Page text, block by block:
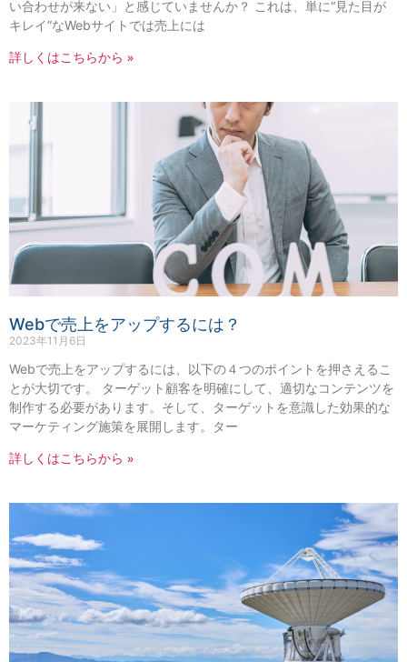
い合わせが来ない」と感じていませんか？ これは、単に“見た目が
キレイ”なWebサイトでは売上には
詳しくはこちらから »
Webで売上をアップするには？
2023年11月6日
Webで売上をアップするには、以下の４つのポイントを押さえるこ
とが大切です。 ターゲット顧客を明確にして、適切なコンテンツを
制作する必要があります。そして、ターゲットを意識した効果的な
マーケティング施策を展開します。ター
詳しくはこちらから »